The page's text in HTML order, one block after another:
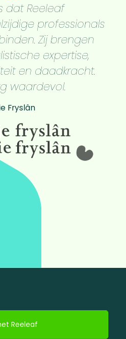
dat Reeleaf
professionals
Zij brengen
expertise,
en daadkracht.
waardevol.
Fryslân
Reeleaf